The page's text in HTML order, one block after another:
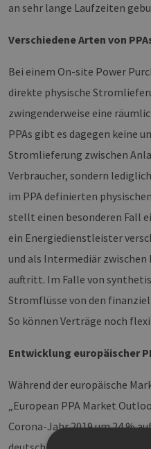
an sehr lange Laufzeiten
Verschiedene Arten von
Bei einem On-site Power
direkte physische
zwingenderweise eine
PPAs gibt es dagegen keine
Stromlieferung zwischen
Verbraucher, sondern
im PPA definierten
stellt einen besonderen Fall
ein Energiedienstleister
und als Intermediär zwischen
auftritt. Im Falle von
Stromflüsse von den
So können Verträge noch
Entwicklung europäischer
Während der europäische
„European PPA Market
Corona-Jahr 2019 um 24 %